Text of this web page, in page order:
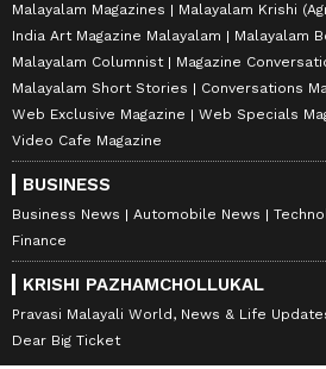
Malayalam Magazines
Malayalam Krishi
India Art Magazine Malayalam
Malayalam
Malayalam Columnist
Magazine
Malayalam Short Stories
Conversations
Web Exclusive Magazine
Web Specials
Video Cafe Magazine
BUSINESS
Business News Automobile News
Finance
KRISHI PAZHAMCHOLLUKAL
Pravasi Malayali World, News & Life
Dear Big Ticket